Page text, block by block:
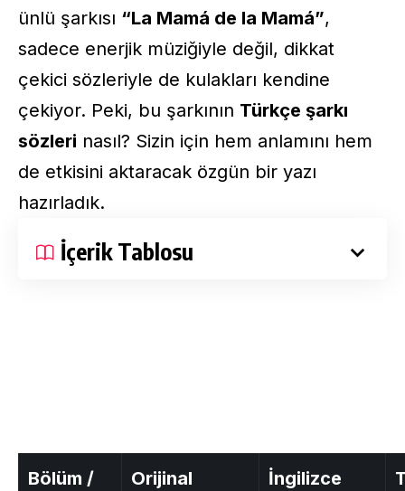
ünlü şarkısı “La Mamá de la Mamá”,
sadece enerjik müziğiyle değil, dikkat
çekici sözleriyle de kulakları kendine
çekiyor. Peki, bu şarkının Türkçe şarkı
sözleri nasıl? Sizin için hem anlamını hem
de etkisini aktaracak özgün bir yazı
hazırladık.
İçerik Tablosu
Bölüm /
Orijinal
İngilizce